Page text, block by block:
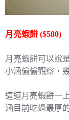
月亮蝦餅 ($580)
月亮蝦餅可以說
小涵偷偷觀察，
這道月亮蝦餅一
涵目前吃過最厚